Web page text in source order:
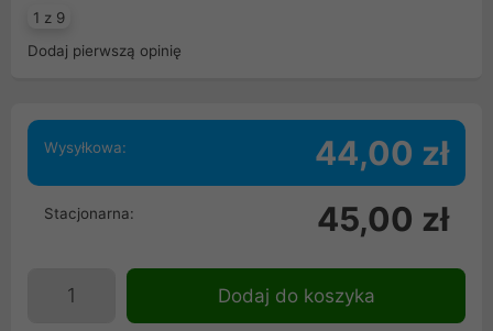
1 z 9
Dodaj pierwszą opinię
Wysyłkowa: 44,00 zł
Stacjonarna: 45,00 zł
Dodaj do koszyka